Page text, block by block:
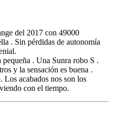
del 2017 con 49000
. Sin pérdidas de autonomía
. Una Sunra robo S .
y la sensación es buena .
acabados nos son los
con el tiempo.